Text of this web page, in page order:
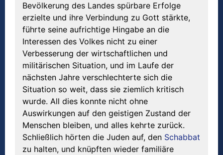
Bevölkerung des Landes spürbare Erfolge
erzielte und ihre Verbindung zu Gott stärkte,
führte seine aufrichtige Hingabe an die
Interessen des Volkes nicht zu einer
Verbesserung der wirtschaftlichen und
militärischen Situation, und im Laufe der
nächsten Jahre verschlechterte sich die
Situation so weit, dass sie ziemlich kritisch
wurde. All dies konnte nicht ohne
Auswirkungen auf den geistigen Zustand der
Menschen bleiben, und alles kehrte zurück.
Schließlich hörten die Juden auf, den Schabbat
zu halten, und knüpften wieder familiäre